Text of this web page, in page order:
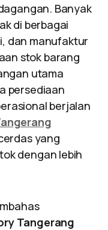
Banyak
di berbagai
dan manufaktur
stok barang
utama
persediaan
berjalan
yang
dengan lebih
Tangerang